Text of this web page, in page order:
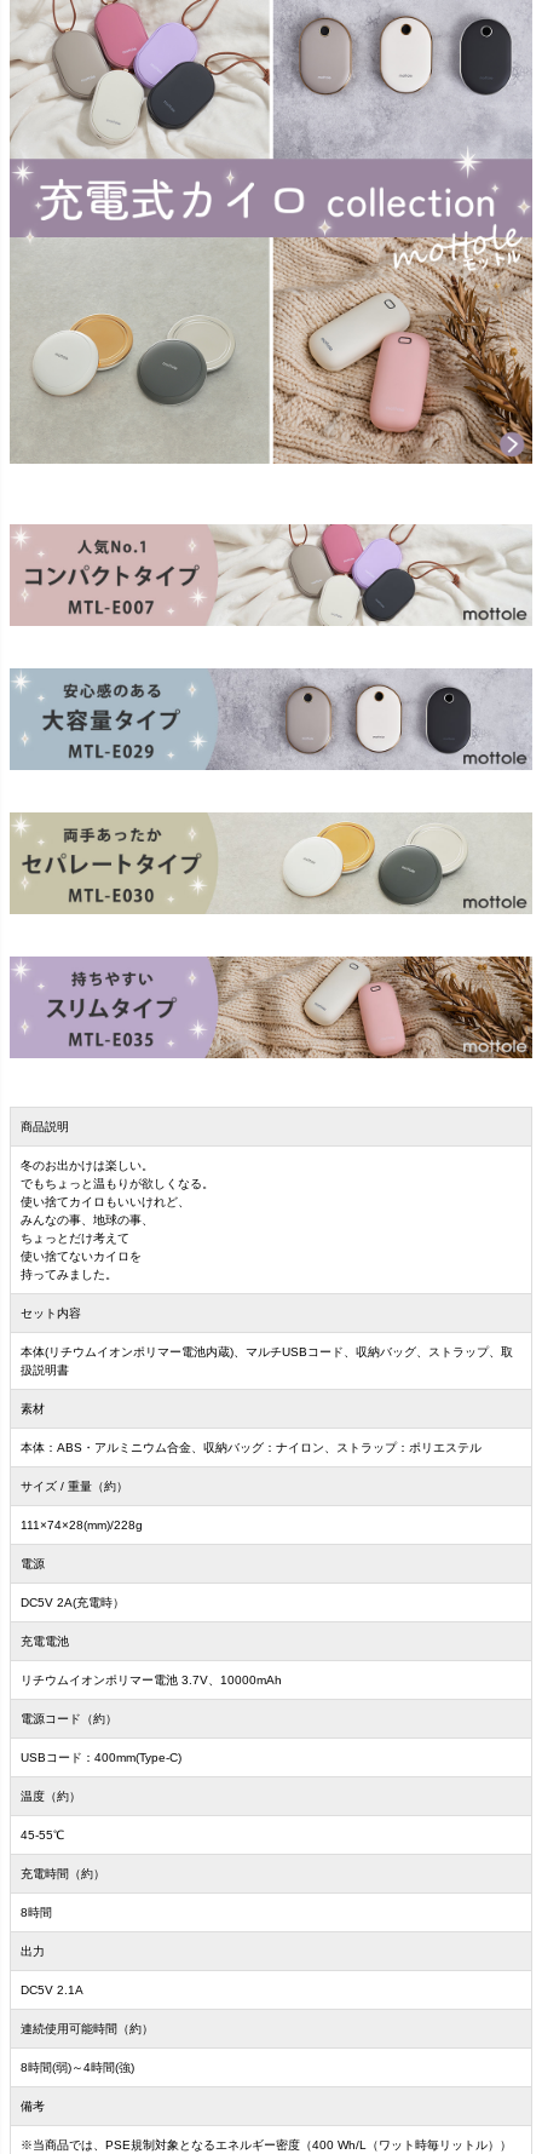
商品説明
冬のお出かけは楽しい。
でもちょっと温もりが欲しくなる。
使い捨てカイロもいいけれど、
みんなの事、地球の事、
ちょっとだけ考えて
使い捨てないカイロを
持ってみました。
セット内容
本体(リチウムイオンポリマー電池内蔵)、マルチUSBコード、収納バッグ、ストラップ、取
扱説明書
素材
本体：ABS・アルミニウム合金、収納バッグ：ナイロン、ストラップ：ポリエステル
サイズ / 重量（約）
111×74×28(mm)/228g
電源
DC5V 2A(充電時）
充電電池
リチウムイオンポリマー電池 3.7V、10000mAh
電源コード（約）
USBコード：400mm(Type-C)
温度（約）
45-55℃
充電時間（約）
8時間
出力
DC5V 2.1A
連続使用可能時間（約）
8時間(弱)～4時間(強)
備考
※当商品では、PSE規制対象となるエネルギー密度（400 Wh/L（ワット時毎リットル））